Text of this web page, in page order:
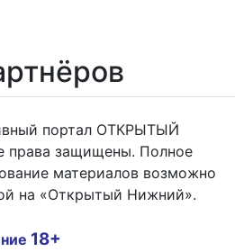
портал ОТКРЫТЫЙ
защищены. Полное
материалов возможно
на «Открытый Нижний».
18+